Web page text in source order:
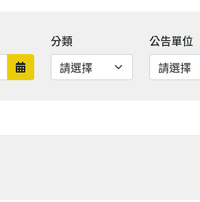
日期範圍結束
分類 公告單位